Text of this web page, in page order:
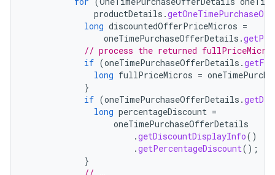
productDetails .
long discountedOfferPriceMicros =
oneTimePurchaseOfferDetails .
// process the returned fullPriceMicros
if (oneTimePurchaseOfferDetails .
long fullPriceMicros =
}
if (oneTimePurchaseOfferDetails .
long percentageDiscount =
oneTimePurchaseOfferDetails
.getDiscountDisplayInfo()
.getPercentageDiscount();
}